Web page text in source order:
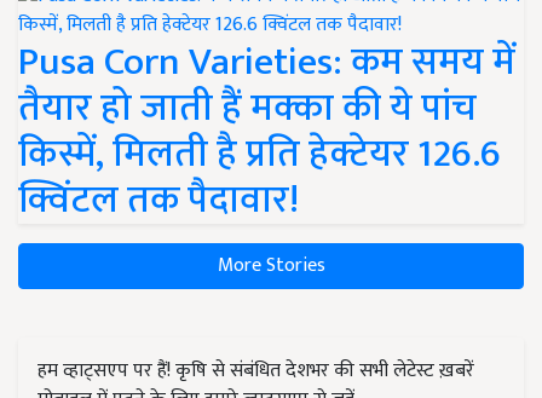
Pusa Corn Varieties: कम समय में
तैयार हो जाती हैं मक्का की ये पांच
किस्में, मिलती है प्रति हेक्टेयर 126.6
क्विंटल तक पैदावार!
More Stories
मोबाइल में पढ़ने के लिए हमारे व्हाट्सएप से जुड़ें.